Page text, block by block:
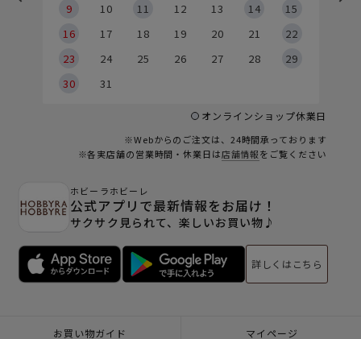
9
10 11 12 13 14
15
16
17 18 19 20 21
22
23
24 25 26 27 28
29
30
31
オンラインショップ休業日
※Webからのご注文は、24時間承っております
※各実店舗の営業時間・休業日は店舗情報をご覧ください
ホビーラホビーレ
公式アプリで最新情報をお届け！
サクサク見られて、楽しいお買い物♪
詳しくはこちら
お買い物ガイド マイページ